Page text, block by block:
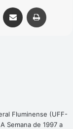
Viber Compartilhar via e-mail
Fluminense (UFF-
Semana de 1997 a